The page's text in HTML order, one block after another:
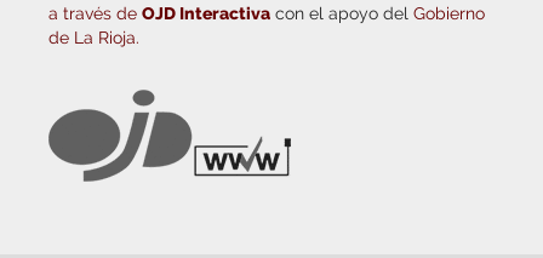
a través de OJD Interactiva con el apoyo del Gobierno
de La Rioja.